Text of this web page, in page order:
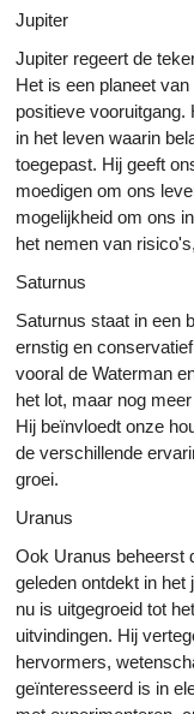
Jupiter
Jupiter regeert de
Het is een planeet
positieve vooruitgang.
in het leven waarin
toegepast. Hij geeft
moedigen om ons
mogelijkheid om ons
het nemen van
Saturnus
Saturnus staat in een
ernstig en
vooral de Waterman
het lot, maar nog
Hij beïnvloedt onze
de verschillende
groei.
Uranus
Ook Uranus beheerst
geleden ontdekt in het
nu is uitgegroeid tot
uitvindingen. Hij
hervormers,
geïnteresseerd is in